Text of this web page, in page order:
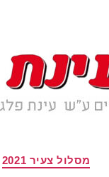
קטגוריותמסלול צעיר 2021